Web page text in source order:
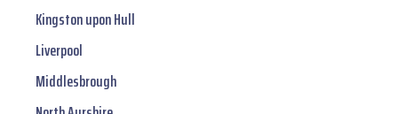
Kingston upon Hull
Liverpool
Middlesbrough